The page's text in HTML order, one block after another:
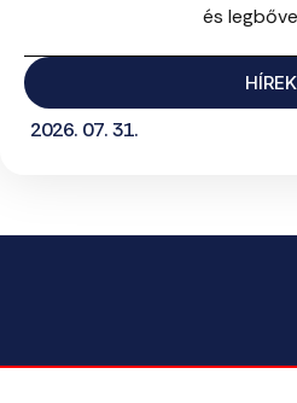
és
HÍREK
2026. 07. 31.